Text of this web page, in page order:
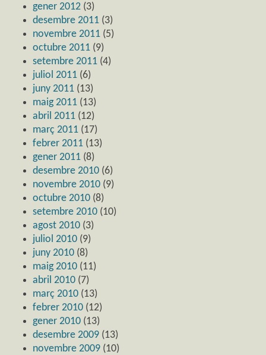
gener 2012 (3)
desembre 2011 (3)
novembre 2011 (5)
octubre 2011 (9)
setembre 2011 (4)
juliol 2011 (6)
juny 2011 (13)
maig 2011 (13)
abril 2011 (12)
març 2011 (17)
febrer 2011 (13)
gener 2011 (8)
desembre 2010 (6)
novembre 2010 (9)
octubre 2010 (8)
setembre 2010 (10)
agost 2010 (3)
juliol 2010 (9)
juny 2010 (8)
maig 2010 (11)
abril 2010 (7)
març 2010 (13)
febrer 2010 (12)
gener 2010 (13)
desembre 2009 (13)
novembre 2009 (10)